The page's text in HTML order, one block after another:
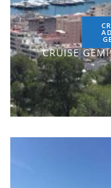
CRUISE